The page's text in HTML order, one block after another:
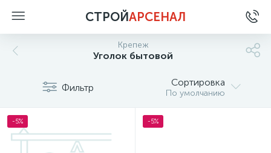
СТРОЙАРСЕНАЛ
Крепеж
Уголок бытовой
Фильтр Сортировка
По умолчанию
-5% -5%